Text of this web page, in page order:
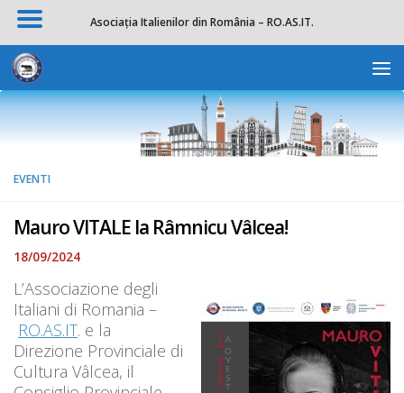
Apri la
Salta al contenuto
EVENTI
Mauro VITALE la Râmnicu Vâlcea!
18/09/2024
L’Associazione degli
Italiani di Romania –
RO.AS.IT. e la
Direzione Provinciale di
Cultura Vâlcea, il
Asociația Italienilor din România – RO.AS.IT.